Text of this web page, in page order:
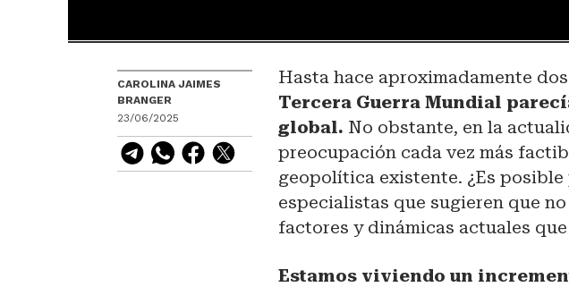
CAROLINA JAIMES
BRANGER
23/06/2025
Hasta hace aproximadamente
Tercera Guerra Mundial
global. No obstante, en la
preocupación cada vez más
geopolítica existente. ¿Es posible
especialistas que sugieren que
factores y dinámicas actuales
Estamos viviendo un